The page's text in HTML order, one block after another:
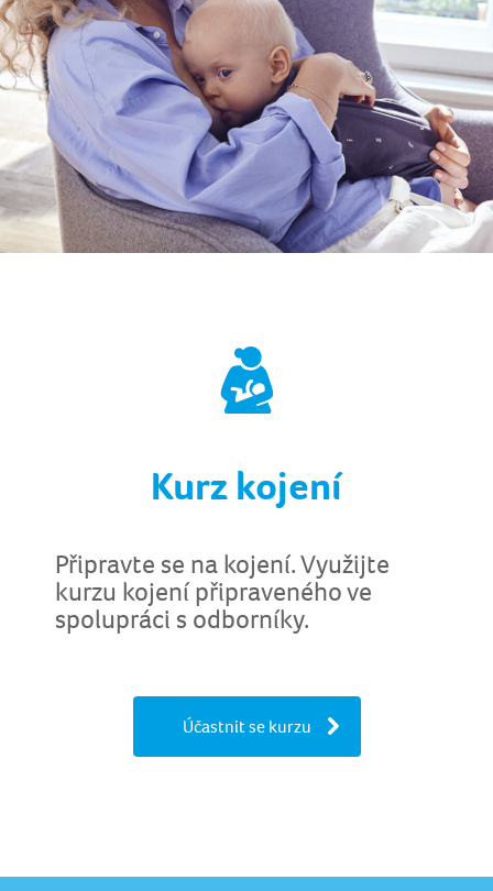
Kurz kojení
Připravte se na kojení. Využijte
kurzu kojení připraveného ve
spolupráci s odborníky.
Účastnit se kurzu